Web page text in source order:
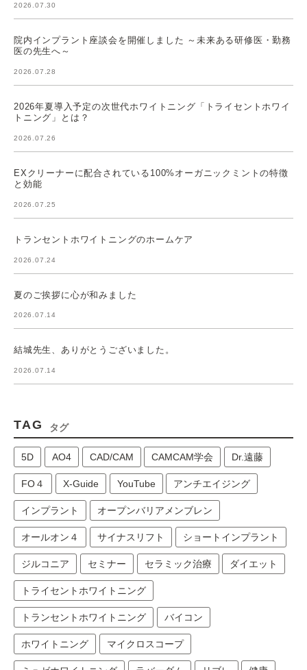
2026.07.30
院内インプラント座談会を開催しました ～未来ある研修医・勤務
医の先生へ～
2026.07.28
2026年夏導入予定の次世代ホワイトニング「トライセントホワイ
トニング」とは？
2026.07.26
EXクリーナーに配合されている100%オーガニックミントの特徴
と効能
2026.07.25
トランセントホワイトニングのホームケア
2026.07.24
夏のご挨拶に心が和みました
2026.07.14
結城先生、ありがとうございました。
2026.07.14
TAG タグ
5D AO4 CAD/CAM CAMCAM学会 Dr.遠藤
FO４ X-Guide YouTube アンチエイジング
インプラント オープンバリアメンブレン
オールオン４ サイナスリフト ショートインプラント
ジルコニア セミナー セラミック治療 ダイエット
トライセントホワイトニング
トランセントホワイトニング バイコン
ホワイトニング マイクロスコープ